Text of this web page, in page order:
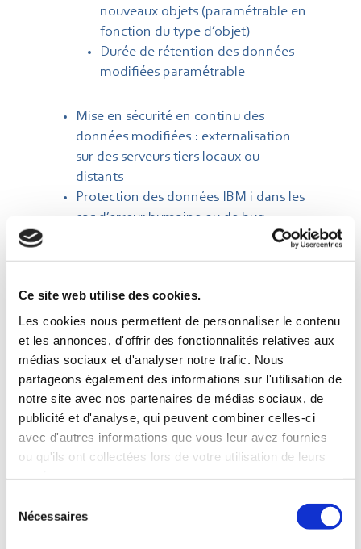
Ce site web utilise des cookies.
Les cookies nous permettent de personnaliser le contenu
et les annonces, d'offrir des fonctionnalités relatives aux
médias sociaux et d'analyser notre trafic. Nous
partageons également des informations sur l'utilisation de
notre site avec nos partenaires de médias sociaux, de
publicité et d'analyse, qui peuvent combiner celles-ci
avec d'autres informations que vous leur avez fournies
ou qu'ils ont collectées lors de votre utilisation de leurs
Nécessaires
nouveaux objets (paramétrable en
fonction du type d’objet)
Durée de rétention des données
modifiées paramétrable
Mise en sécurité en continu des
données modifiées : externalisation
sur des serveurs tiers locaux ou
distants
Protection des données IBM i dans les
cas d’erreur humaine ou de bug
CDP4i permet aux utilisateurs
de la réplication hardware
d’améliorer leur protection pour
couvrir 100% des cas
d’incidents IBM i
L’intégration de CDP4i dans une
architecture répliquée par une solution de
réplication hardware IBM i fait passer la
(panne + sinistre) à 100% (panne + sinistre